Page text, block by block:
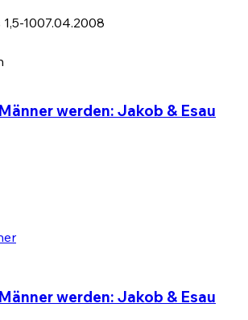
1007.04.2008
werden: Jakob & Esau
werden: Jakob & Esau